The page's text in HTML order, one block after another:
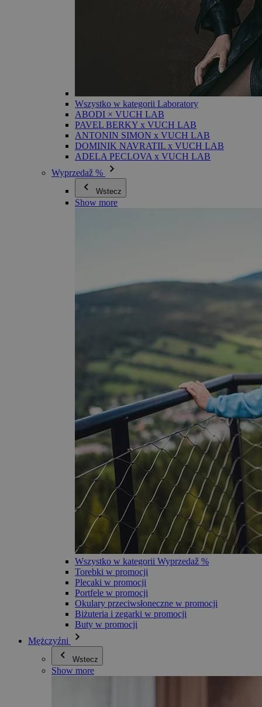
Wszystko w kategorii Laboratory
ABODI × VUCH LAB
PAVEL BERKY x VUCH LAB
ANTONIN SIMON x VUCH LAB
DOMINIK NAVRATIL x VUCH LAB
ADELA PECLOVA x VUCH LAB
Wyprzedaž %
Wstecz
Show more
Wszystko w kategorii Wyprzedaž %
Torebki w promocji
Plecaki w promocji
Portfele w promocji
Okulary przeciwsłoneczne w promocji
Biżuteria i zegarki w promocji
Buty w promocji
Mężczyźni
Wstecz
Show more